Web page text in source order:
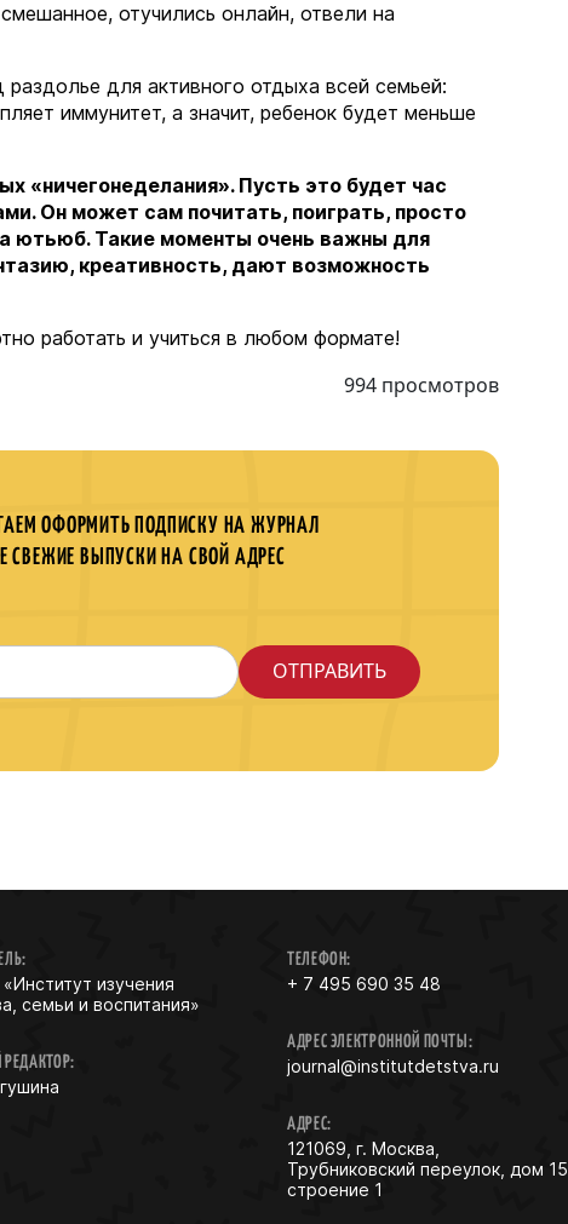
отучились онлайн, отвели на
для активного отдыха всей семьей:
иммунитет, а значит, ребенок будет меньше
«ничегонеделания». Пусть это будет час
Он может сам почитать, поиграть, просто
ютьюб. Такие моменты очень важны для
креативность, дают возможность
работать и учиться в любом формате!
994 просмотров
ОФОРМИТЬ ПОДПИСКУ НА ЖУРНАЛ
СВЕЖИЕ ВЫПУСКИ НА СВОЙ АДРЕС
изучения
семьи и воспитания»
РЕДАКТОР:
ТЕЛЕФОН:
+ 7 495 690 35 48
АДРЕС ЭЛЕКТРОННОЙ ПОЧТЫ:
journal@institutdetstva.ru
АДРЕС:
121069, г. Москва,
Трубниковский переулок, дом 15,
строение 1